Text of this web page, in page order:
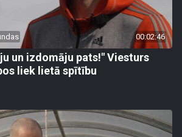
00:02:46
un izdomāju pats!" Viesturs
liek lietā spītību